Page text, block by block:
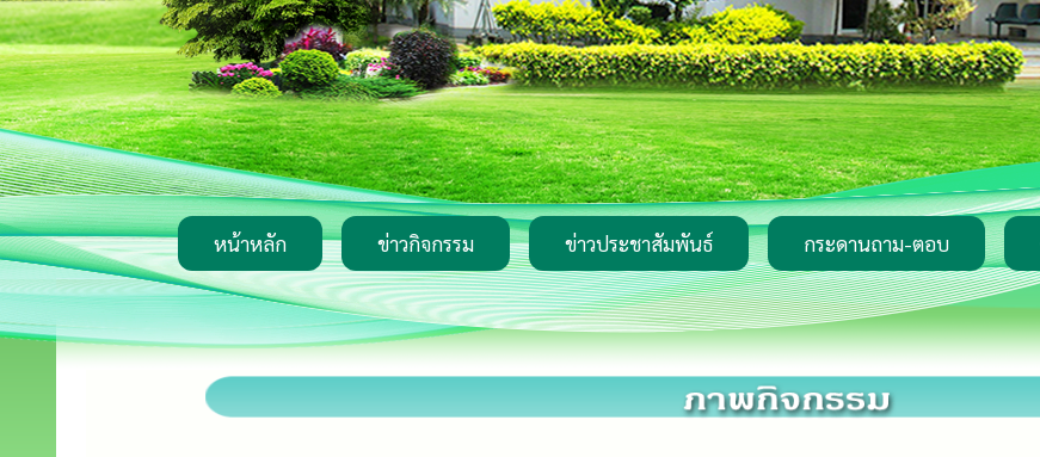
หน้าหลัก ข่าวกิจกรรม ข่าวประชาสัมพันธ์ กระดานถาม-ตอบ